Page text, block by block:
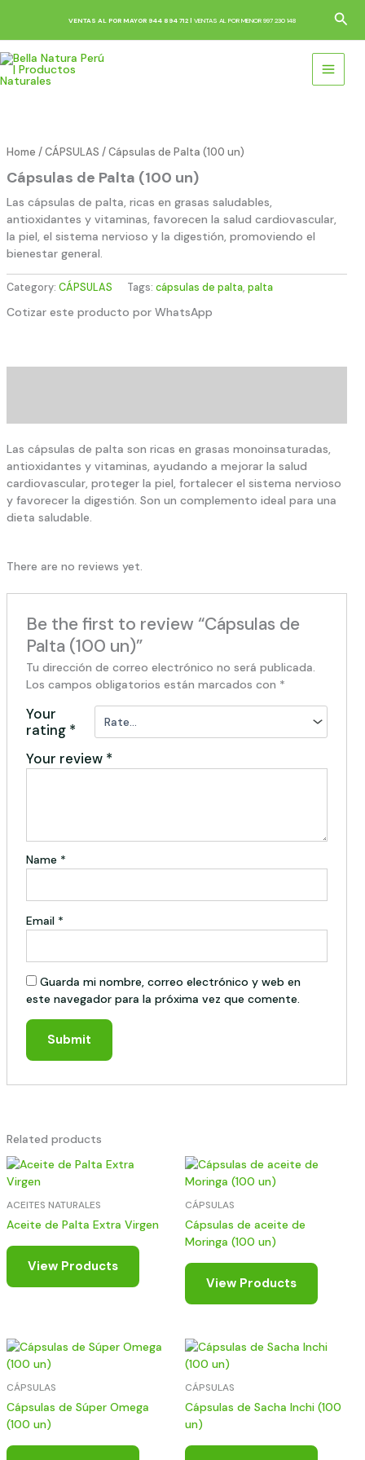
content
VENTAS AL POR MAYOR 944 894 712 | VENTAS AL POR MENOR 997 230 148
Home /CÁPSULAS / Cápsulas de Palta (100 un)
Cápsulas de Palta (100 un)
Las cápsulas de palta, ricas en grasas saludables,
antioxidantes y vitaminas, favorecen la salud cardiovascular,
la piel, el sistema nervioso y la digestión, promoviendo el
bienestar general.
Category: CÁPSULAS Tags: cápsulas de palta, palta
Cotizar este producto por WhatsApp
Las cápsulas de palta son ricas en grasas monoinsaturadas,
antioxidantes y vitaminas, ayudando a mejorar la salud
cardiovascular, proteger la piel, fortalecer el sistema nervioso
y favorecer la digestión. Son un complemento ideal para una
dieta saludable.
There are no reviews yet.
Be the first to review “Cápsulas de
Palta (100 un)”
Tu dirección de correo electrónico no será publicada.
Los campos obligatorios están marcados con *
Your
rating *
Your review *
Name *
Email *
Guarda mi nombre, correo electrónico y web en
este navegador para la próxima vez que comente.
Related products
ACEITES NATURALES
Aceite de Palta Extra Virgen
View Products
CÁPSULAS
Cápsulas de aceite de
Moringa (100 un)
View Products
CÁPSULAS
Cápsulas de Súper Omega
(100 un)
CÁPSULAS
Cápsulas de Sacha Inchi (100
un)